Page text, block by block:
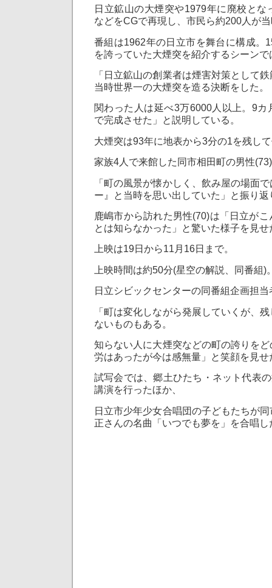
日立鉱山の大煙突や1979年に廃校とな
などをCGで再現し、市民ら約200人が
番組は1962年の日立市を舞台に構成。
を誇っていた大煙突を紹介するシーンで
「日立鉱山の創業者は煙害対策として
当時世界一の大煙突を造る決断をした。
関わった人は延べ3万6000人以上。9カ
で完成させた」と説明している。
大煙突は93年に地表から3分の1を残し
家族4人で来館した同市相田町の男性
「町の風景が懐かしく、飲み屋の場面
ー』と当時を思い出していた」と振り返
鹿嶋市から訪れた男性(70)は「日立が
とは知らなかった」と驚いた様子を見せ
上映は19日から11月16日まで。
上映時間は約50分(星空の解説、同番組)
日立シビックセンターの同番組企画担
「町は変化しながら発展していくが、
ないものもある。
知らない人に大煙突などの町の誇りを
労はあったが今は感無量」と笑顔を見せ
試写会では、郷土ひたち・ネット代表
講演を行ったほか、
日立市少年少女合唱団の子どもたちが
正さんの名曲「いつでも夢を」を合唱し